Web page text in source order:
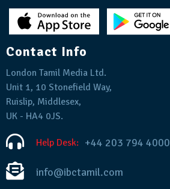
Contact Info
London Tamil Media Ltd.
Unit 1, 10 Stonefield Way,
Ruislip, Middlesex,
UK - HA4 0JS.
Help Desk: +44 203 794 4000
info@ibctamil.com